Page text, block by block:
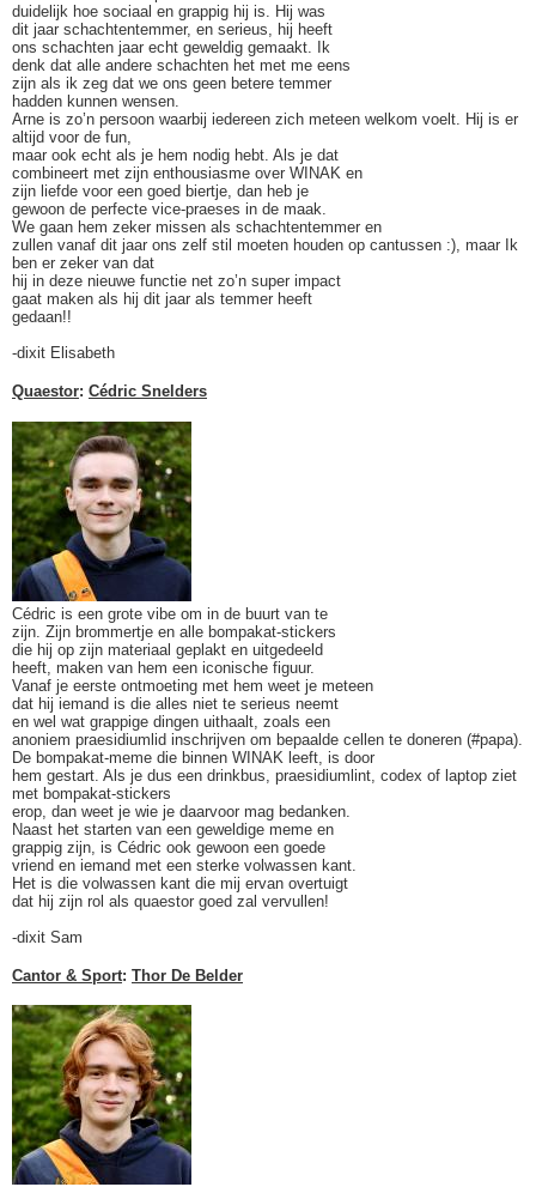
duidelijk hoe sociaal en grappig hij is. Hij was
dit jaar schachtentemmer, en serieus, hij heeft
ons schachten jaar echt geweldig gemaakt. Ik
denk dat alle andere schachten het met me eens
zijn als ik zeg dat we ons geen betere temmer
hadden kunnen wensen.
Arne is zo’n persoon waarbij iedereen zich meteen welkom voelt. Hij is er
altijd voor de fun,
maar ook echt als je hem nodig hebt. Als je dat
combineert met zijn enthousiasme over WINAK en
zijn liefde voor een goed biertje, dan heb je
gewoon de perfecte vice-praeses in de maak.
We gaan hem zeker missen als schachtentemmer en
zullen vanaf dit jaar ons zelf stil moeten houden op cantussen :), maar Ik
ben er zeker van dat
hij in deze nieuwe functie net zo’n super impact
gaat maken als hij dit jaar als temmer heeft
gedaan!!
-dixit Elisabeth
Quaestor: Cédric Snelders
Cédric is een grote vibe om in de buurt van te
zijn. Zijn brommertje en alle bompakat-stickers
die hij op zijn materiaal geplakt en uitgedeeld
heeft, maken van hem een iconische figuur.
Vanaf je eerste ontmoeting met hem weet je meteen
dat hij iemand is die alles niet te serieus neemt
en wel wat grappige dingen uithaalt, zoals een
anoniem praesidiumlid inschrijven om bepaalde cellen te doneren (#papa).
De bompakat-meme die binnen WINAK leeft, is door
hem gestart. Als je dus een drinkbus, praesidiumlint, codex of laptop ziet
met bompakat-stickers
erop, dan weet je wie je daarvoor mag bedanken.
Naast het starten van een geweldige meme en
grappig zijn, is Cédric ook gewoon een goede
vriend en iemand met een sterke volwassen kant.
Het is die volwassen kant die mij ervan overtuigt
dat hij zijn rol als quaestor goed zal vervullen!
-dixit Sam
Cantor & Sport: Thor De Belder